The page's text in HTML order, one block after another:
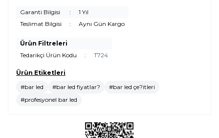
Garanti Bilgisi :
1 Yıl
Teslimat Bilgisi
: Aynı Gün Kargo
Ürün Filtreleri
Tedarikçi Ürün Kodu
: T724
Ürün Etiketleri
#bar led
#bar led fiyatlar?
#bar led çe?itleri
#profesyonel bar led